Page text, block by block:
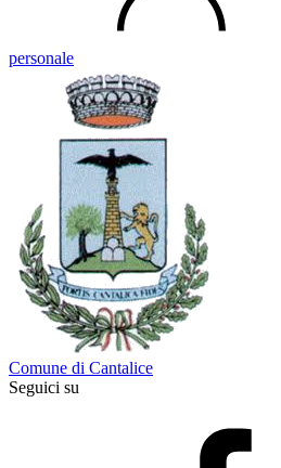
personale
Comune di Cantalice
Seguici su